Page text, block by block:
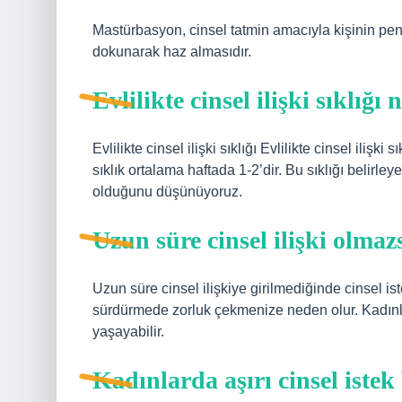
Mastürbasyon, cinsel tatmin amacıyla kişinin
dokunarak haz almasıdır.
Evlilikte cinsel ilişki sıklığı
Evlilikte cinsel ilişki sıklığı Evlilikte cinsel ilişki
sıklık ortalama haftada 1-2’dir. Bu sıklığı
olduğunu düşünüyoruz.
Uzun süre cinsel ilişki
Uzun süre cinsel ilişkiye girilmediğinde cinsel
sürdürmede zorluk çekmenize neden olur.
yaşayabilir.
Kadınlarda aşırı cinsel